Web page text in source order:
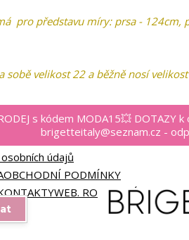
pro představu míry: prsa - 124cm,
sobě velikost 22 a běžně nosí
s kódem MODA15💥
brigetteitaly@seznam.cz -
údajů
OBCHODNÍ PODMÍNKY
WEB. ROZHRANÍ